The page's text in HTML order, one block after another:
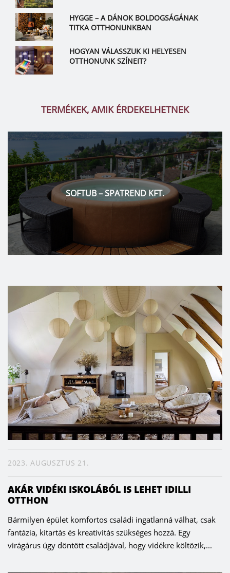
HYGGE – A DÁNOK BOLDOGSÁGÁNAK
TITKA OTTHONUNKBAN
HOGYAN VÁLASSZUK KI HELYESEN
OTTHONUNK SZÍNEIT?
TERMÉKEK, AMIK ÉRDEKELHETNEK
RONDINE GROUP – PALATINUS FÜRDŐSZOBA
2023. AUGUSZTUS 21.
AKÁR VIDÉKI ISKOLÁBÓL IS LEHET IDILLI
OTTHON
Bármilyen épület komfortos családi ingatlanná válhat, csak
fantázia, kitartás és kreativitás szükséges hozzá. Egy
virágárus úgy döntött családjával, hogy vidékre költözik,...